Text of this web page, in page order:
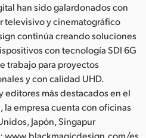
han sido galardonados con
televisivo y cinematográfico
continúa creando soluciones
con tecnología SDI 6G
trabajo para proyectos
y con calidad UHD.
editores más destacados en el
empresa cuenta con oficinas
Japón, Singapur